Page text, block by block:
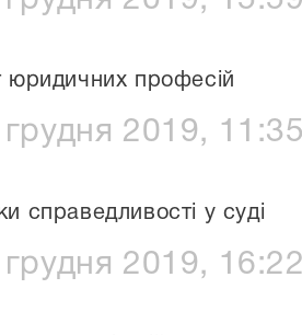
юридичних професій
грудня 2019,
справедливості у суді
2019,